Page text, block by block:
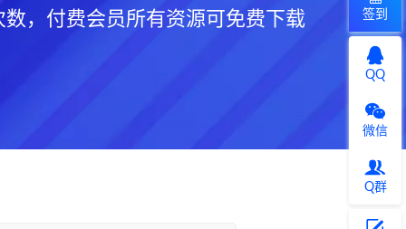
，付费会员所有资源可免费下载 签到
QQ
微信
Q群